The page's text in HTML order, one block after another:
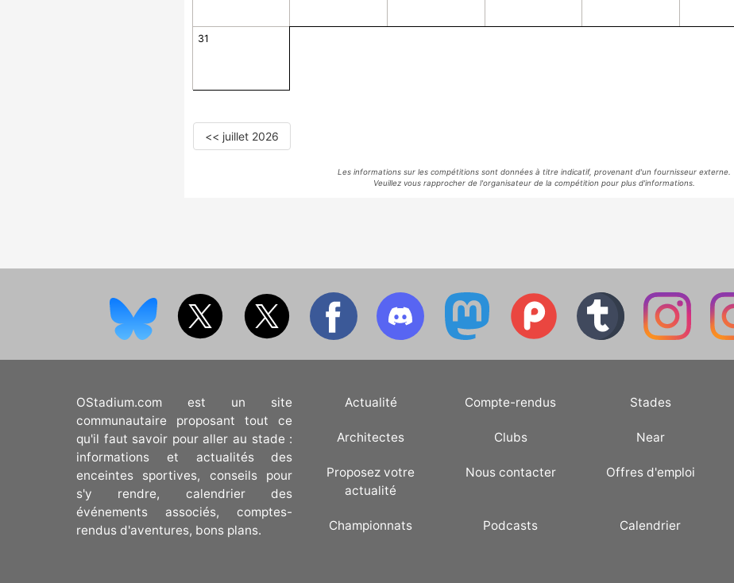
31
<< juillet 2026
Les informations sur les compétitions sont données à titre indicatif, provenant d'un fournisseur externe.
Veuillez vous rapprocher de l'organisateur de la compétition pour plus d'informations.
OStadium.com est un site
communautaire proposant tout ce
qu'il faut savoir pour aller au stade :
informations et actualités des
enceintes sportives, conseils pour
s'y rendre, calendrier des
événements associés, comptes-
rendus d'aventures, bons plans.
Actualité Compte-rendus Stades
Architectes Clubs Near
Proposez votre
actualité
Nous contacter Offres d'emploi
Championnats Podcasts Calendrier